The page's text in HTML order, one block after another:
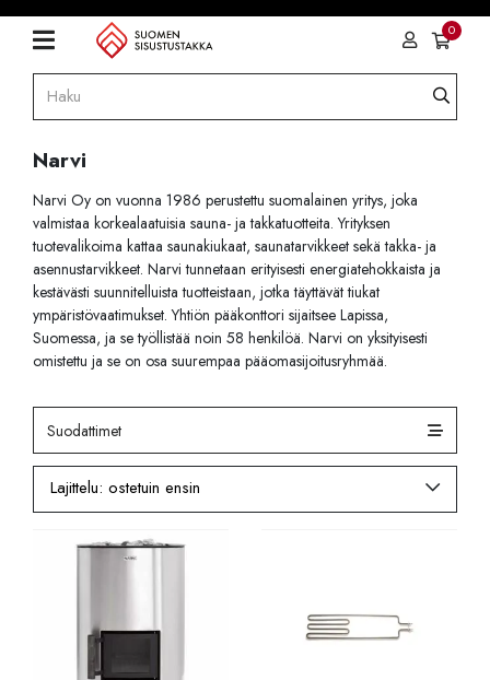
0
Narvi
Narvi Oy on vuonna 1986 perustettu suomalainen yritys, joka
valmistaa korkealaatuisia sauna- ja takkatuotteita. Yrityksen
tuotevalikoima kattaa saunakiukaat, saunatarvikkeet sekä takka- ja
asennustarvikkeet. Narvi tunnetaan erityisesti energiatehokkaista ja
kestävästi suunnitelluista tuotteistaan, jotka täyttävät tiukat
ympäristövaatimukset. Yhtiön pääkonttori sijaitsee Lapissa,
Suomessa, ja se työllistää noin 58 henkilöä. Narvi on yksityisesti
omistettu ja se on osa suurempaa pääomasijoitusryhmää.
Suodattimet